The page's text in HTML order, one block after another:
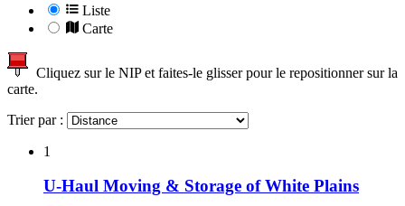
Liste
Carte
Cliquez sur le NIP et faites-le glisser pour le repositionner sur la
carte.
Trier par :
1
U-Haul Moving & Storage of White Plains